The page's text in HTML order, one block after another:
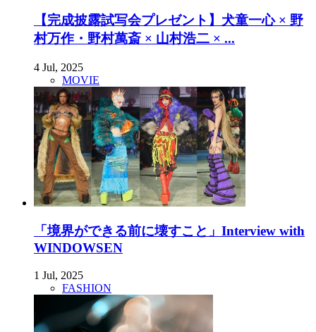
【完成披露試写会プレゼント】犬童一心 × 野
村万作・野村萬斎 × 山村浩二 × ...
4 Jul, 2025
MOVIE
「境界ができる前に壊すこと」Interview with
WINDOWSEN
1 Jul, 2025
FASHION